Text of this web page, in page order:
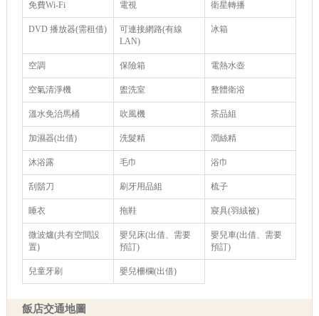
免費Wi-Fi 電視 衛星轉播
DVD 播放器(需租借)
可連接網路(有線
LAN)
冰箱
空調 保險箱 電熱水壺
空氣清淨機 盥洗室 整體衛浴
溫水免治馬桶 吹風機 茶品組
加濕器(出借) 洗髮精 潤絲精
沐浴露 毛巾 浴巾
刮鬍刀 刷牙用品組 梳子
睡衣 拖鞋 寢具(羽絨被)
微波爐(共有空間設
置)
嬰兒床(出借、需要
預訂)
嬰兒車(出借、需要
預訂)
兒童牙刷 嬰兒柵欄(出借)
飯店交通地圖